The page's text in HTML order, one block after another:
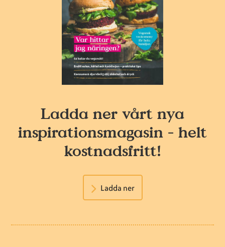
Ladda ner vårt nya
inspirationsmagasin - helt
kostnadsfritt!
Ladda ner